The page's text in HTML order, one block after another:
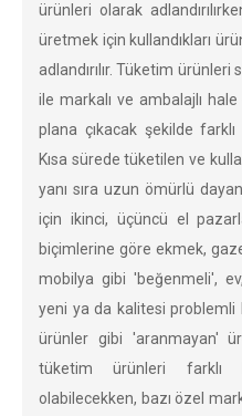
ürünleri olarak
üretmek için kullandıkları
adlandırılır. Tüketim
ile markalı ve ambalajlı
plana çıkacak şekilde farklı
Kısa sürede tüketilen ve
yanı sıra uzun ömürlü
için ikinci, üçüncü el
biçimlerine göre ekmek,
mobilya gibi 'beğenmeli',
yeni ya da kalitesi
ürünler gibi 'aranmayan'
tüketim ürünleri farklı
olabilecekken, bazı özel